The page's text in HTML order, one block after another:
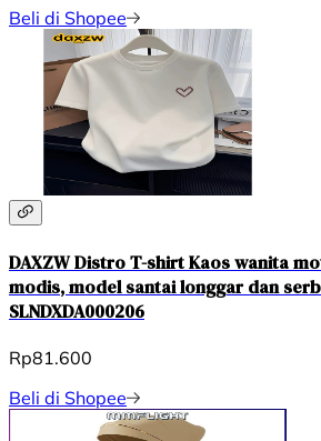
Beli di Shopee
DAXZW Distro T-shirt Kaos wanita
modis, model santai longgar dan
SLNDXDA000206
Rp81.600
Beli di Shopee